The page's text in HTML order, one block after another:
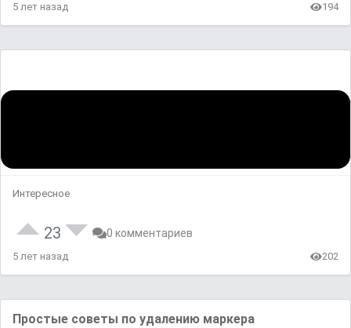
5 лет назад 194
Интересное
23 0 комментариев
5 лет назад 202
Простые советы по удалению маркера